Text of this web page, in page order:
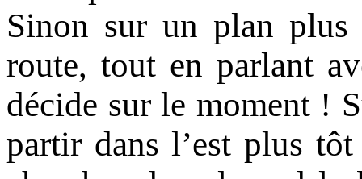
Sinon sur un plan plus
route, tout en parlant
décide sur le moment !
partir dans l’est plus